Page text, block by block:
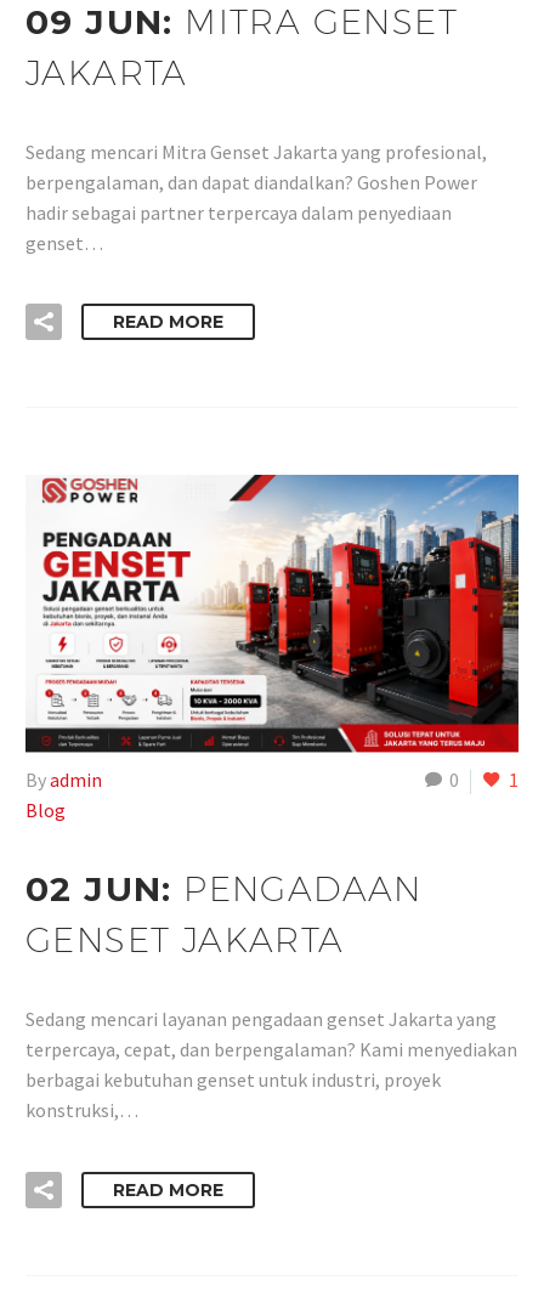
09 JUN: MITRA GENSET
JAKARTA
Sedang mencari Mitra Genset Jakarta yang profesional,
berpengalaman, dan dapat diandalkan? Goshen Power
hadir sebagai partner terpercaya dalam penyediaan
genset…
READ MORE
0 1
Byadmin
Blog
02 JUN: PENGADAAN
GENSET JAKARTA
Sedang mencari layanan pengadaan genset Jakarta yang
terpercaya, cepat, dan berpengalaman? Kami menyediakan
berbagai kebutuhan genset untuk industri, proyek
konstruksi,…
READ MORE